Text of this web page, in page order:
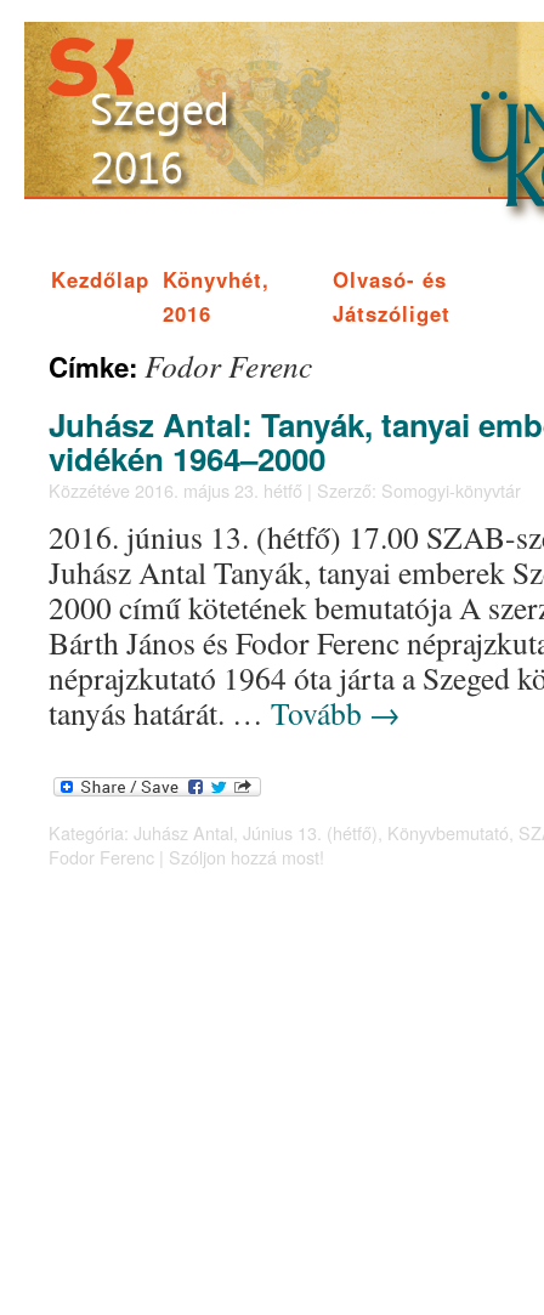
Kezdőlap Könyvhét,
2016
Olvasó- és
Játszóliget
Címke: Fodor Ferenc
Juhász Antal: Tanyák, tanyai
vidékén 1964–2000
Közzétéve 2016. május 23. hétfő | Szerző: Somogyi-könyvtár
2016. június 13. (hétfő) 17.00 SZAB-
Juhász Antal Tanyák, tanyai emberek
2000 című kötetének bemutatója A
Bárth János és Fodor Ferenc
néprajzkutató 1964 óta járta a Szeged
tanyás határát. … Tovább →
Kategória: Juhász Antal, Június 13. (hétfő), Könyvbemutató,
Fodor Ferenc | Szóljon hozzá most!